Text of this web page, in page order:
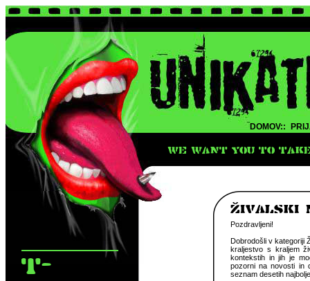
DOMOV::
WE WANT YOU TO
T-
zIVALSKI
Pozdravljeni!
Dobrodošli v kategoriji
kraljestvo s kraljem
kontekstih in jih je
pozorni na novosti in
seznam desetih